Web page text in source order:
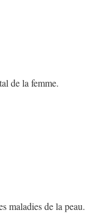
de la femme.
maladies de la peau.